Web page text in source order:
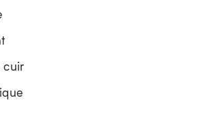
cuir